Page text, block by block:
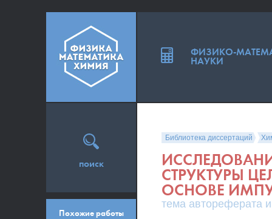
Библиотека диссертаций
СТРУКТУРЫ
ОСНОВЕ
тема автореферата
поиск
Похожие работы
ФИЗИКО-
НАУКИ